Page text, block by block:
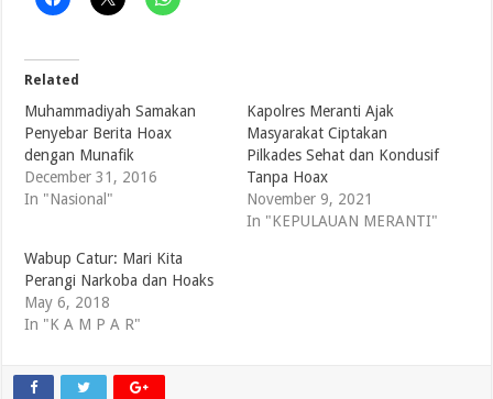
Related
Muhammadiyah Samakan
Penyebar Berita Hoax
dengan Munafik
December 31, 2016
In "Nasional"
Kapolres Meranti Ajak
Masyarakat Ciptakan
Pilkades Sehat dan Kondusif
Tanpa Hoax
November 9, 2021
In "KEPULAUAN MERANTI"
Wabup Catur: Mari Kita
Perangi Narkoba dan Hoaks
May 6, 2018
In "K A M P A R"